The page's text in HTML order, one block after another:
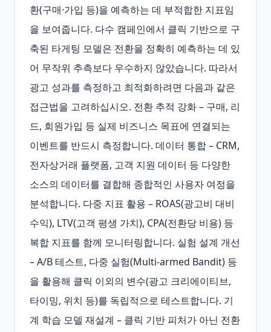
환(구매·가입 등)을 예측하는 데 부적합한 지표임
을 보여줍니다. 다수 캠페인에서 클릭 기반으로 구
축된 타게팅 모델은 전환을 정확히 예측하는 데 있
어 무작위 추측보다 우수하지 않았습니다. 따라서
광고 성과를 측정하고 최적화하려면 다음과 같은
접근법을 고려하십시오. 전환 추적 강화 – 구매, 리
드, 회원가입 등 실제 비즈니스 목표에 연결되는
이벤트를 반드시 측정합니다. 데이터 통합 – CRM,
전자상거래 플랫폼, 고객 지원 데이터 등 다양한
소스의 데이터를 결합해 종합적인 사용자 여정을
분석합니다. 다중 지표 활용 – ROAS(광고비 대비
수익), LTV(고객 평생 가치), CPA(전환당 비용) 등
복합 지표를 함께 모니터링합니다. 실험 설계 개선
– A/B 테스트, 다중 실험(Multi‑armed Bandit) 등
을 활용해 클릭 이외의 변수(광고 크리에이티브,
타이밍, 위치 등)를 독립적으로 테스트합니다. 기
계 학습 모델 재설계 – 클릭 기반 피처가 아닌 전환